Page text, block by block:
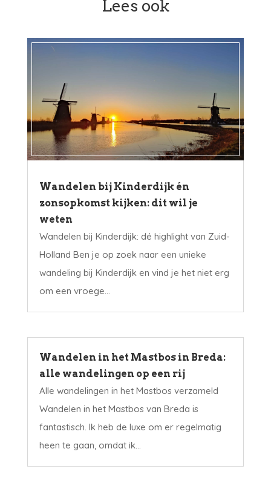
Lees ook
Wandelen bij Kinderdijk én
zonsopkomst kijken: dit wil je
weten
Wandelen bij Kinderdijk: dé highlight van Zuid-
Holland Ben je op zoek naar een unieke
wandeling bij Kinderdijk en vind je het niet erg
om een vroege...
Wandelen in het Mastbos in Breda:
alle wandelingen op een rij
Alle wandelingen in het Mastbos verzameld
Wandelen in het Mastbos van Breda is
fantastisch. Ik heb de luxe om er regelmatig
heen te gaan, omdat ik...